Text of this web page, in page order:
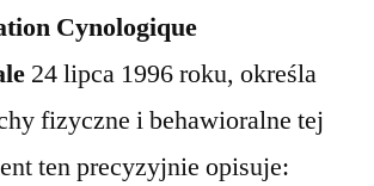
Cynologique
24 lipca 1996 roku, określa
fizyczne i behawioralne tej
ten precyzyjnie opisuje: